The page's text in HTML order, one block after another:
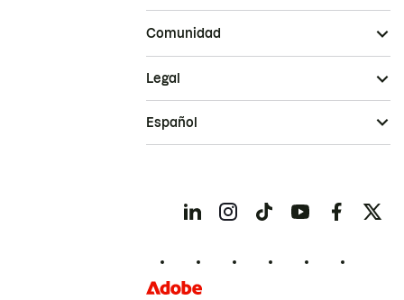
Comunidad
Legal
Español